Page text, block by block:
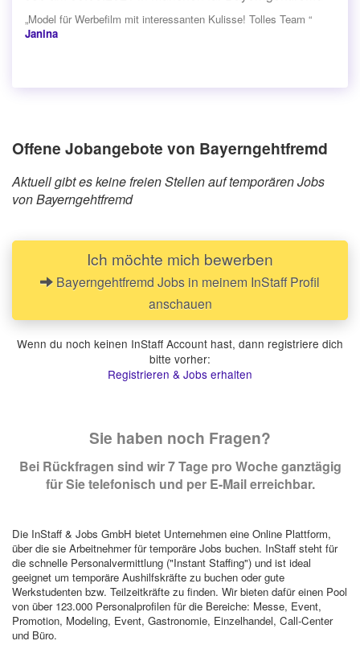
„Model für Werbefilm mit interessanten Kulisse! Tolles Team “
Janina
Offene Jobangebote von Bayerngehtfremd
Aktuell gibt es keine freien Stellen auf temporären Jobs
von Bayerngehtfremd
Ich möchte mich bewerben
Bayerngehtfremd Jobs in meinem InStaff Profil
anschauen
Wenn du noch keinen InStaff Account hast, dann registriere dich
bitte vorher:
Registrieren & Jobs erhalten
Sie haben noch Fragen?
Bei Rückfragen sind wir 7 Tage pro Woche ganztägig
für Sie telefonisch und per E-Mail erreichbar.
Die InStaff & Jobs GmbH bietet Unternehmen eine Online Plattform,
über die sie Arbeitnehmer für temporäre Jobs buchen. InStaff steht für
die schnelle Personalvermittlung ("Instant Staffing") und ist ideal
geeignet um temporäre Aushilfskräfte zu buchen oder gute
Werkstudenten bzw. Teilzeitkräfte zu finden. Wir bieten dafür einen Pool
von über 123.000 Personalprofilen für die Bereiche: Messe, Event,
Promotion, Modeling, Event, Gastronomie, Einzelhandel, Call-Center
und Büro.